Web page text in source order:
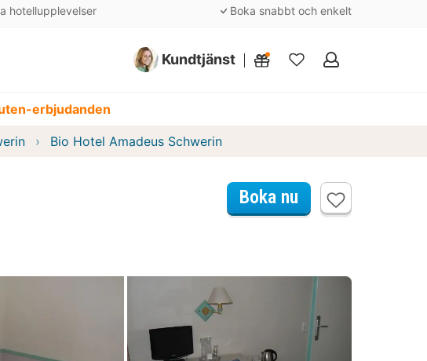
hotellupplevelser Boka snabbt och enkelt
Kundtjänst
Mina
erbjudanden
Bio Hotel Amadeus Schwerin
Boka nu